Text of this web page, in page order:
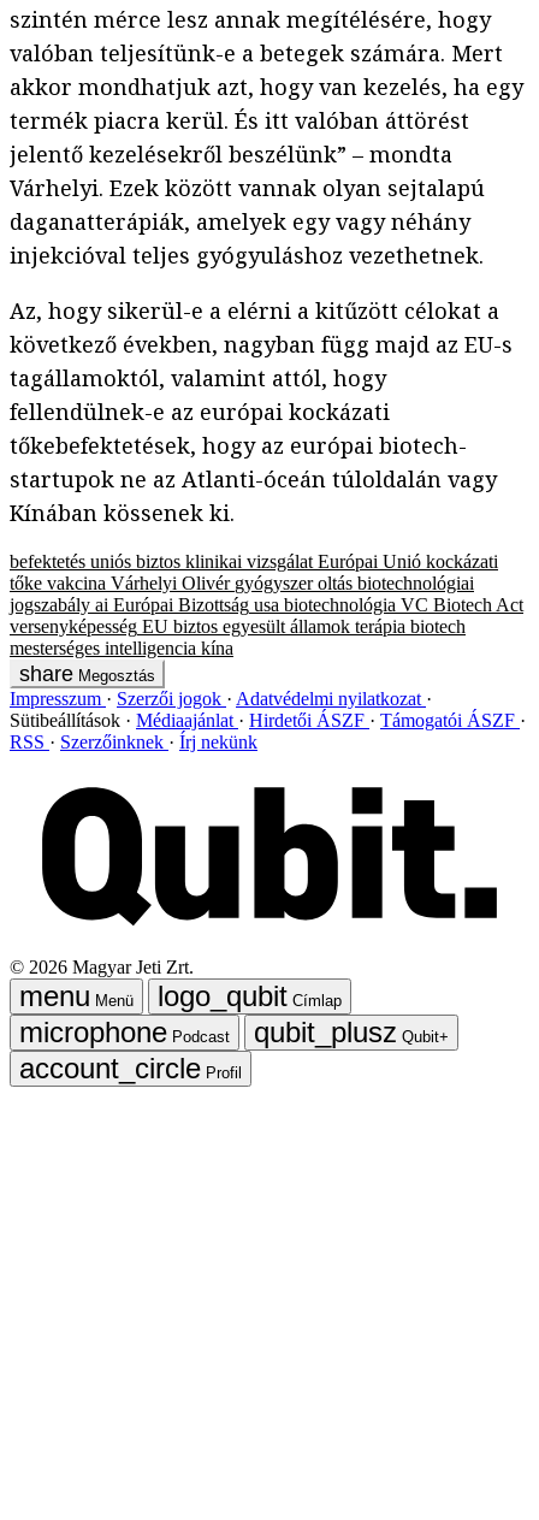
szintén mérce lesz annak megítélésére, hogy
valóban teljesítünk-e a betegek számára. Mert
akkor mondhatjuk azt, hogy van kezelés, ha egy
termék piacra kerül. És itt valóban áttörést
jelentő kezelésekről beszélünk” – mondta
Várhelyi. Ezek között vannak olyan sejtalapú
daganatterápiák, amelyek egy vagy néhány
injekcióval teljes gyógyuláshoz vezethetnek.
Az, hogy sikerül-e a elérni a kitűzött célokat a
következő években, nagyban függ majd az EU-s
tagállamoktól, valamint attól, hogy
fellendülnek-e az európai kockázati
tőkebefektetések, hogy az európai biotech-
startupok ne az Atlanti-óceán túloldalán vagy
Kínában kössenek ki.
befektetés uniós biztos klinikai vizsgálat Európai Unió kockázati
tőke vakcina Várhelyi Olivér gyógyszer oltás biotechnológiai
jogszabály ai Európai Bizottság usa biotechnológia VC Biotech Act
versenyképesség EU biztos egyesült államok terápia biotech
mesterséges intelligencia kína
Megosztás
Impresszum Szerzői jogok
Adatvédelmi nyilatkozat
Sütibeállítások
Médiaajánlat Hirdetői ÁSZF
Támogatói ÁSZF
RSS
Szerzőinknek Írj nekünk
© 2026 Magyar Jeti Zrt.
Menü
Címlap
Podcast
Qubit+
Profil